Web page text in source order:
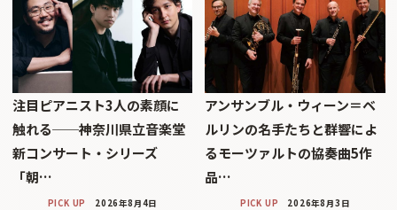
注目ピアニスト3人の素顔に
触れる──神奈川県立音楽堂
新コンサート・シリーズ
「朝…
PICK UP 2026年8月4日
アンサンブル・ウィーン＝ベ
ルリンの名手たちと群響によ
るモーツァルトの協奏曲5作
品…
PICK UP 2026年8月3日